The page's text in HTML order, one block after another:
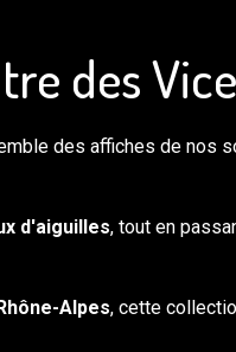
des
des affiches de nos
d'aiguilles, tout en
Alpes, cette